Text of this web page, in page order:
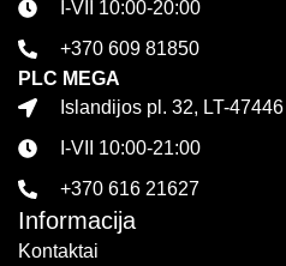
I-VII 10:00-20:00
+370 609 81850
PLC MEGA
Islandijos pl. 32, LT-
I-VII 10:00-21:00
+370 616 21627
Informacija
Kontaktai